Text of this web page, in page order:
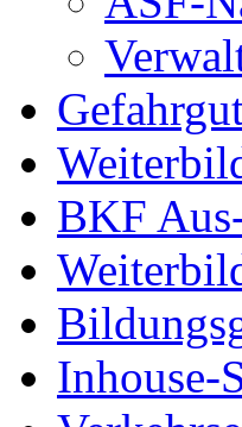
BKF
Inhouse-